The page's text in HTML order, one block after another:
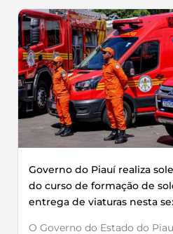
Governo do Piauí realiza
do curso de formação de
entrega de viaturas nesta
O Governo do Estado do